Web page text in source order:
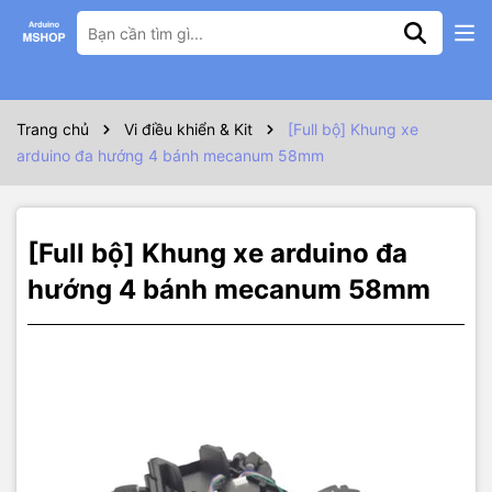
Trang chủ Vi điều khiển & Kit
[Full bộ] Khung xe
arduino đa hướng 4 bánh mecanum 58mm
[Full bộ] Khung xe arduino đa
hướng 4 bánh mecanum 58mm
Thông số kỹ thuật
- 1 Khung xe
- 4 bánh mecanum 58mm
- 4 động cơ DC 4 ~ 6V
- Dài: 205mm
- Đường kính bánh mecanum: 58mm
- Chất liệu: Nhựa